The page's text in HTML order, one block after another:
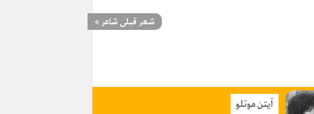
شعر قبلی شاعر»
آیتن موتلو